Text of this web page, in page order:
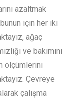
azaltmak
için her iki
ağaç
ve bakımını
ölçümlerini
Çevreye
çalışma